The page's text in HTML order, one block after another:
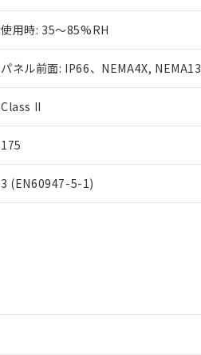
使用時: 35～85%RH
パネル前面: IP66、NEMA4X, NEMA13
Class II
175
3 (EN60947-5-1)